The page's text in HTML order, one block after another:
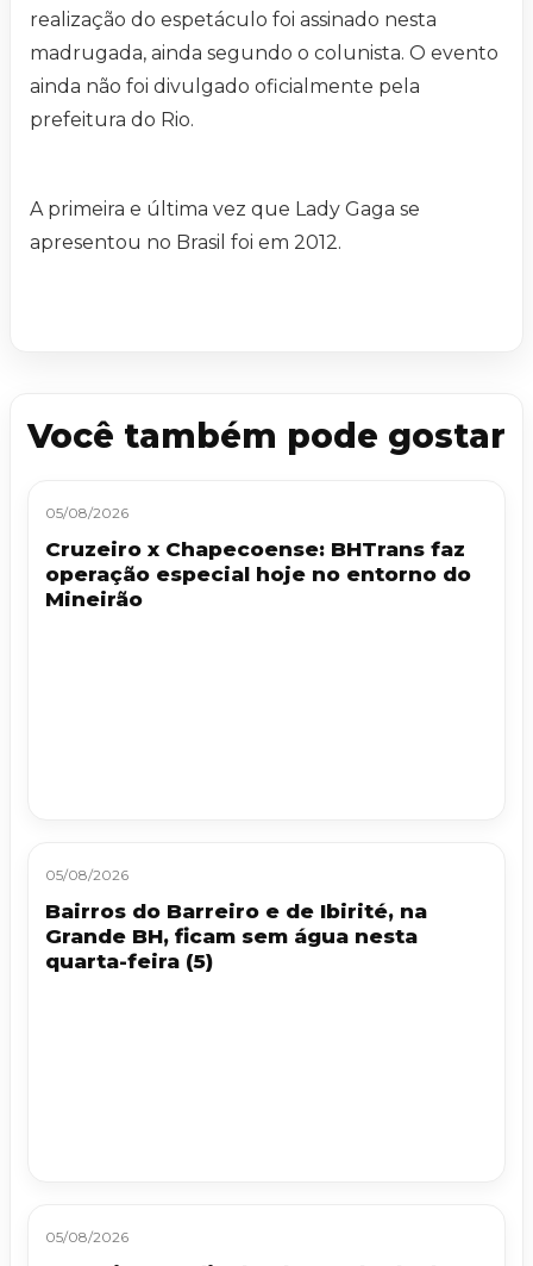
realização do espetáculo foi assinado nesta
madrugada, ainda segundo o colunista. O evento
ainda não foi divulgado oficialmente pela
prefeitura do Rio.
A primeira e última vez que Lady Gaga se
apresentou no Brasil foi em 2012.
Você também pode gostar
05/08/2026
Cruzeiro x Chapecoense: BHTrans faz
operação especial hoje no entorno do
Mineirão
05/08/2026
Bairros do Barreiro e de Ibirité, na
Grande BH, ficam sem água nesta
quarta-feira (5)
05/08/2026